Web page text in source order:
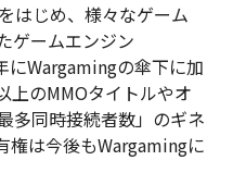
はじめ、様々なゲーム
ゲームエンジン
にWargamingの傘下に加
のMMOタイトルやオ
多同時接続者数」のギネ
は今後もWargamingに